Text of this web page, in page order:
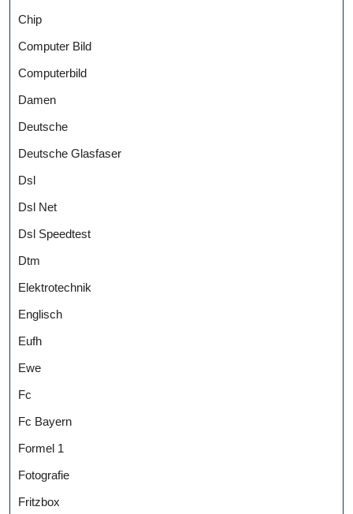
Chip
Computer Bild
Computerbild
Damen
Deutsche
Deutsche Glasfaser
Dsl
Dsl Net
Dsl Speedtest
Dtm
Elektrotechnik
Englisch
Eufh
Ewe
Fc
Fc Bayern
Formel 1
Fotografie
Fritzbox